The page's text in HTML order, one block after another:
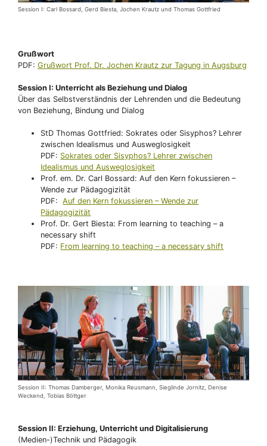
Session I: Carl Bossard, Gerd Biesta, Jochen Krautz und Thomas Gottfried
Grußwort
PDF: Grußwort Prof. Dr. Jochen Krautz zur Tagung in Augsburg
Session I: Unterricht als Beziehung und Dialog
Über das Selbstverständnis der Lehrenden und die Bedeutung
von Beziehung, Bindung und Dialog
StD Thomas Gottfried: Sokrates oder Sisyphos? Lehrer
zwischen Idealismus und Ausweglosigkeit
PDF: Sokrates oder Sisyphos? Lehrer zwischen
Idealismus und Ausweglosigkeit
Prof. em. Dr. Carl Bossard: Auf den Kern fokussieren –
Wende zur Pädagogizität
PDF:Auf den Kern fokussieren – Wende zur
Pädagogizität
Prof. Dr. Gert Biesta: From learning to teaching – a
necessary shift
PDF: From learning to teaching – a necessary shift
Session II: Thomas Damberger, Monika Reusmann, Sieglinde Jornitz, Denise
Weckend, Tobias Böttger
Session II: Erziehung, Unterricht und Digitalisierung
(Medien-)Technik und Pädagogik